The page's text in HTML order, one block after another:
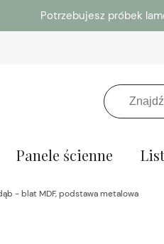
Potrzebujesz próbek
Panele ścienne
- blat MDF, podstawa metalowa